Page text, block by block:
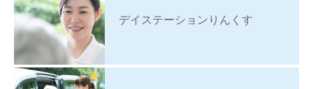
デイステーションりんくす